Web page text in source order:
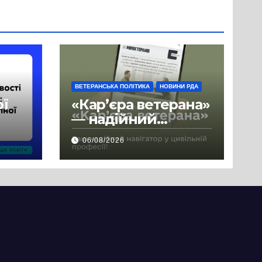
ВЕТЕРАНСЬКА ПОЛІТИКА НОВИНИ РДА
«Кар’єра ветерана»
— надійний
навігатор у
цивільній професії
06/08/2026